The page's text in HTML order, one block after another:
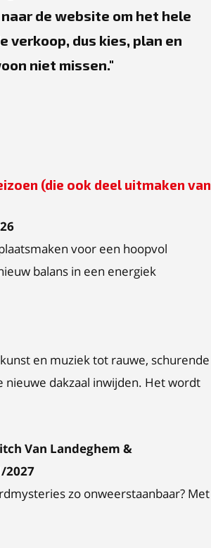
de website om het hele
verkoop, dus kies, plan en
niet missen.
(die ook deel uitmaken van
voor een hoopvol
balans in een energiek
en muziek tot rauwe, schurende
dakzaal inwijden. Het wordt
Van Landeghem &
2027
zo onweerstaanbaar? Met